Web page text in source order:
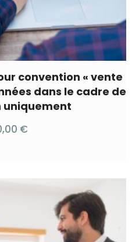
convention « vente
dans le cadre de
uniquement
€